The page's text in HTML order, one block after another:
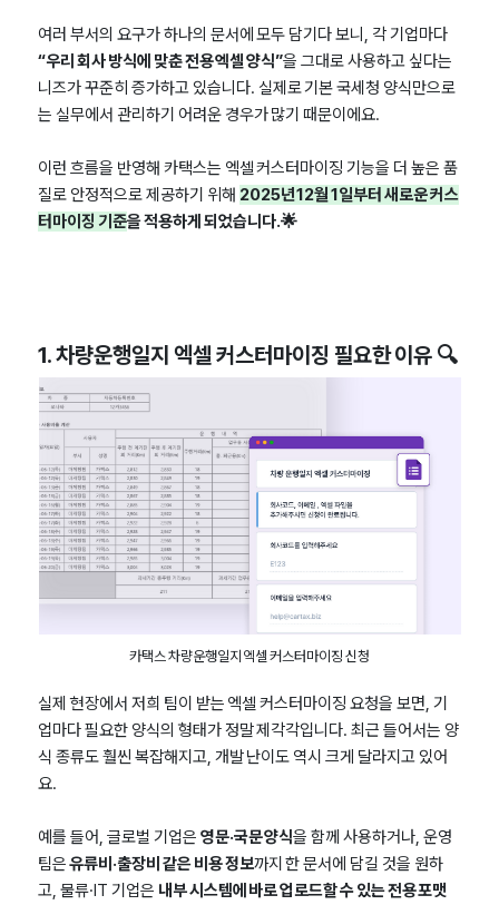
여러 부서의 요구가 하나의 문서에 모두 담기다 보니, 각 기업마다
“우리 회사 방식에 맞춘 전용 엑셀 양식”을 그대로 사용하고 싶다는
니즈가 꾸준히 증가하고 있습니다. 실제로 기본 국세청 양식만으로
는 실무에서 관리하기 어려운 경우가 많기 때문이에요.
이런 흐름을 반영해 카택스는 엑셀 커스터마이징 기능을 더 높은 품
질로 안정적으로 제공하기 위해 2025년 12월 1일부터 새로운 커스
터마이징 기준을 적용하게 되었습니다.🌟
1. 차량운행일지 엑셀 커스터마이징 필요한 이유 🔍
카택스 차량운행일지 엑셀 커스터마이징 신청
실제 현장에서 저희 팀이 받는 엑셀 커스터마이징 요청을 보면, 기
업마다 필요한 양식의 형태가 정말 제각각입니다. 최근 들어서는 양
식 종류도 훨씬 복잡해지고, 개발 난이도 역시 크게 달라지고 있어
요.
예를 들어, 글로벌 기업은 영문·국문 양식을 함께 사용하거나, 운영
팀은유류비·출장비 같은 비용 정보까지 한 문서에 담길 것을 원하
고, 물류·IT 기업은 내부 시스템에 바로 업로드할 수 있는 전용 포맷